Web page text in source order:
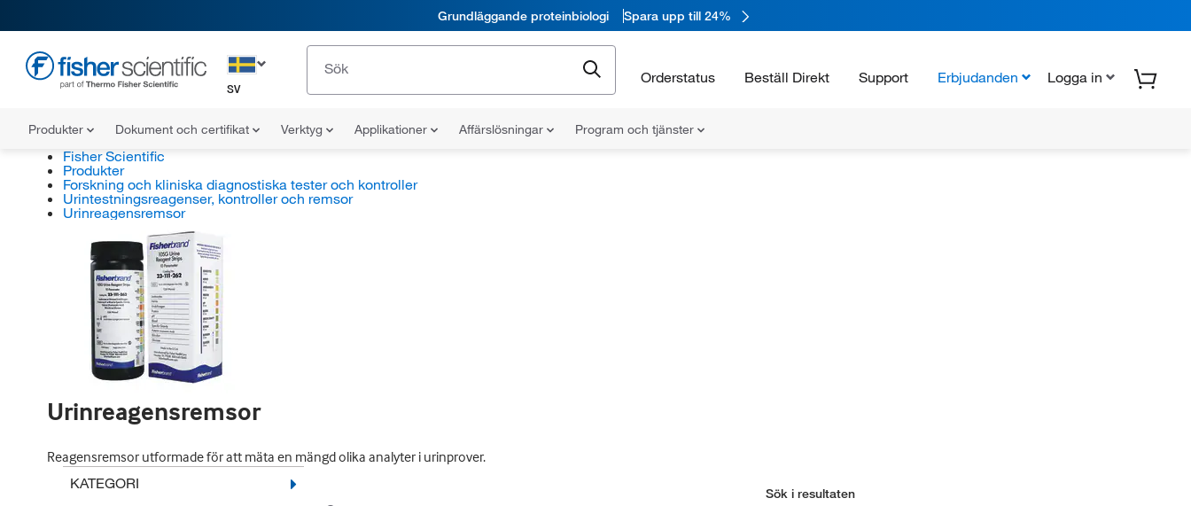
Grundläggande proteinbiologi Spara upp till 24%
SV
Orderstatus Beställ Direkt Support Erbjudanden Logga in
Produkter Dokument och certifikat Verktyg Applikationer Affärslösningar Program och tjänster
Fisher Scientific
Produkter
Forskning och kliniska diagnostiska tester och kontroller
Urintestningsreagenser, kontroller och remsor
Urinreagensremsor
Urinreagensremsor
Reagensremsor utformade för att mäta en mängd olika analyter i urinprover.
KATEGORI
Sök i resultaten